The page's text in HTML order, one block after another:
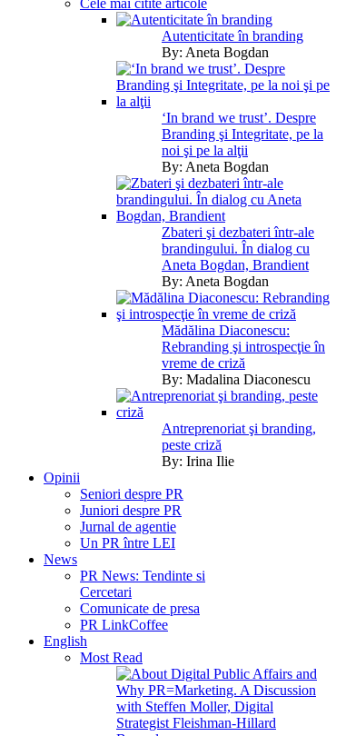
Autenticitate în branding
By: Aneta Bogdan
‘In brand we trust’. Despre
Branding şi Integritate, pe la
noi şi pe la alţii
By: Aneta Bogdan
Zbateri şi dezbateri într-ale
brandingului. În dialog cu
Aneta Bogdan, Brandient
By: Aneta Bogdan
Mădălina Diaconescu:
Rebranding şi introspecţie în
vreme de criză
By: Madalina Diaconescu
Antreprenoriat şi branding,
peste criză
By: Irina Ilie
Opinii
Seniori despre PR
Juniori despre PR
Jurnal de agentie
Un PR între LEI
News
PR News: Tendinte si
Cercetari
Comunicate de presa
PR LinkCoffee
English
Most Read